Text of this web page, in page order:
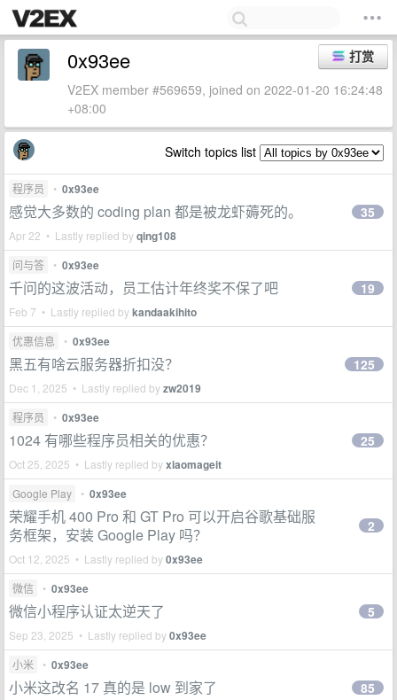
打赏
0x93ee
V2EX member #569659, joined on 2022-01-20 16:24:48
+08:00
Switch topics list
程序员 • 0x93ee
感觉大多数的 coding plan 都是被龙虾薅死的。
Apr 22 • Lastly replied byqing108
35
问与答 • 0x93ee
千问的这波活动，员工估计年终奖不保了吧
Feb 7 • Lastly replied bykandaakihito
19
优惠信息 • 0x93ee
黑五有啥云服务器折扣没？
Dec 1, 2025 • Lastly replied byzw2019
125
程序员 • 0x93ee
1024 有哪些程序员相关的优惠？
Oct 25, 2025 • Lastly replied byxiaomageit
25
Google Play • 0x93ee
荣耀手机 400 Pro 和 GT Pro 可以开启谷歌基础服
务框架，安装 Google Play 吗？
Oct 12, 2025 • Lastly replied by0x93ee
2
微信 • 0x93ee
微信小程序认证太逆天了
Sep 23, 2025 • Lastly replied by0x93ee
5
小米 • 0x93ee
小米这改名 17 真的是 low 到家了 85